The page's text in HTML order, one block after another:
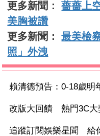
更多新聞：薔薔上
美胸被讚
更多新聞：最美檢
照」外洩
賴清德預告：0-18歲明
改版大回饋 熱門3C大
追蹤訂閱娛樂星聞 給